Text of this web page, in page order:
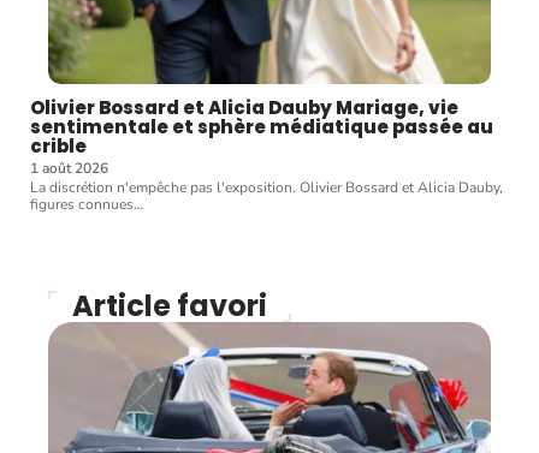
Olivier Bossard et Alicia Dauby Mariage, vie
sentimentale et sphère médiatique passée au
crible
1 août 2026
La discrétion n'empêche pas l'exposition. Olivier Bossard et Alicia Dauby,
figures connues…
Article favori